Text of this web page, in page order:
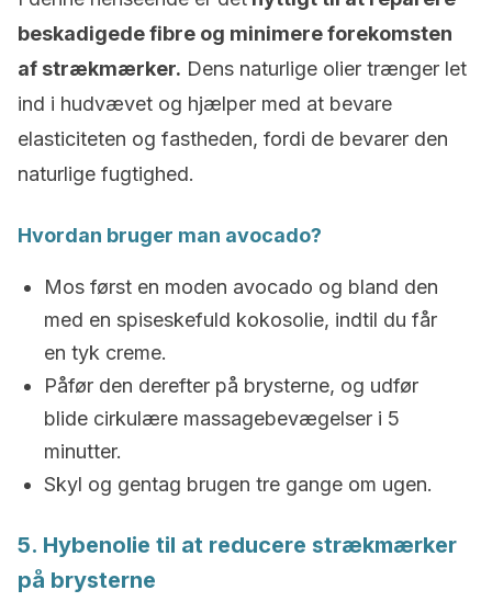
beskadigede fibre og minimere forekomsten
af strækmærker. Dens naturlige olier trænger let
ind i hudvævet og hjælper med at bevare
elasticiteten og fastheden, fordi de bevarer den
naturlige fugtighed.
Hvordan bruger man avocado?
Mos først en moden avocado og bland den
med en spiseskefuld kokosolie, indtil du får
en tyk creme.
Påfør den derefter på brysterne, og udfør
blide cirkulære massagebevægelser i 5
minutter.
Skyl og gentag brugen tre gange om ugen.
5. Hybenolie til at reducere strækmærker
på brysterne